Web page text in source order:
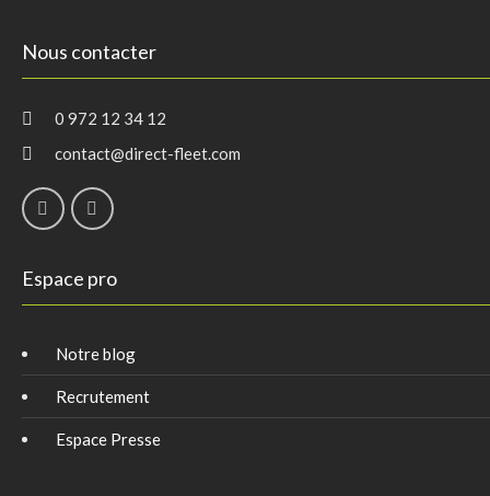
Nous contacter
0 972 12 34 12
contact@direct-fleet.com
Espace pro
Notre blog
Recrutement
Espace Presse